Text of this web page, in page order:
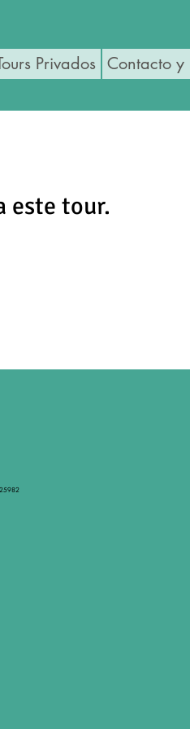
Privados Contacto y
este tour.